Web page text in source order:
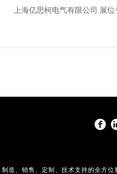
造、销售、定制、技术支持的全方位